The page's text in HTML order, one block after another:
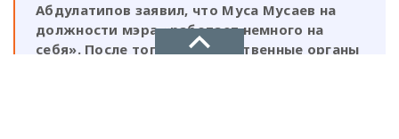
Абдулатипов заявил, что Муса Мусаев на
должности мэра «работает немного на
себя». После того, как следственные органы